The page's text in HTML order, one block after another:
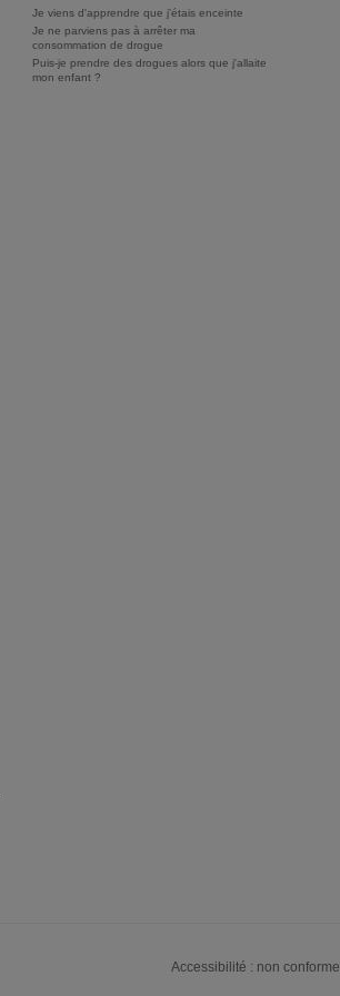
Je viens d'apprendre que j'étais enceinte
Je ne parviens pas à arrêter ma
consommation de drogue
Puis-je prendre des drogues alors que j'allaite
mon enfant ?
Accessibilité : non conforme